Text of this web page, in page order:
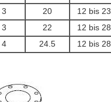
3 20 12 bis 23
3 22 12 bis 28
4 24.5 12 bis 28